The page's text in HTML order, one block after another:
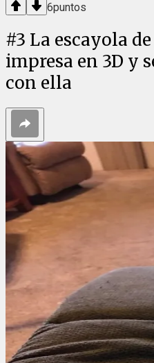
6puntos
#3 La escayola
impresa en 3D y
con ella